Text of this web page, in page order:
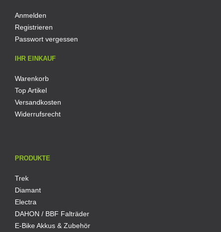
Anmelden
Registrieren
Passwort vergessen
IHR EINKAUF
Warenkorb
Top Artikel
Versandkosten
Widerrufsrecht
PRODUKTE
Trek
Diamant
Electra
DAHON / BBF Falträder
E-Bike Akkus & Zubehör